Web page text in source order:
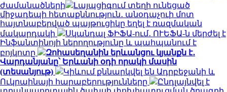
ժամանածների
Լայպցիգում տեղի ունեցած
միջադեպի հետաքննություն․ անօդաչուի մոտ
հայտնաբերված պայթուցիկը եղել է ռազմական
մակարդակի
Սկանդալ ՖԻՖԱ-ում․ ՈՒԵՖԱ-ն մերժել է
Ինֆանտինոյի ներողությունը և պահպանում է
բոյկոտը
Զոհասեղանին երևանցու կյանքն է․
Վարդանյանը՝ Երևանի օդի որակի մասին
(տեսանյութ)
Կիևում քննարկվել են Ադրբեջանի և
Ուկրաինայի հարաբերությունները
Ընդլայնվել է